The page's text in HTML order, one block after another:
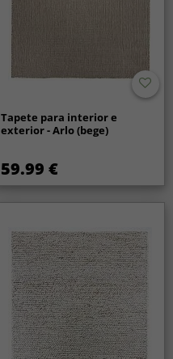
Tapete para interior e
exterior - Arlo (bege)
59.99 €